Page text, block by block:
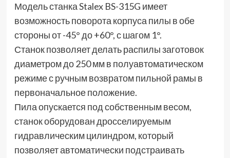
Модель станка Stalex BS-315G имеет
возможность поворота корпуса пилы в обе
стороны от -45° до +60°, с шагом 1°.
Станок позволяет делать распилы заготовок
диаметром до 250 мм в полуавтоматическом
режиме с ручным возвратом пильной рамы в
первоначальное положение.
Пила опускается под собственным весом,
станок оборудован дросселируемым
гидравлическим цилиндром, который
позволяет автоматически подстраивать